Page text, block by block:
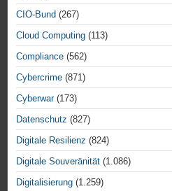
CIO-Bund (267)
Cloud Computing (113)
Compliance (562)
Cybercrime (871)
Cyberwar(173)
Datenschutz (827)
Digitale Resilienz (824)
Digitale Souveränität (1.086)
Digitalisierung (1.259)